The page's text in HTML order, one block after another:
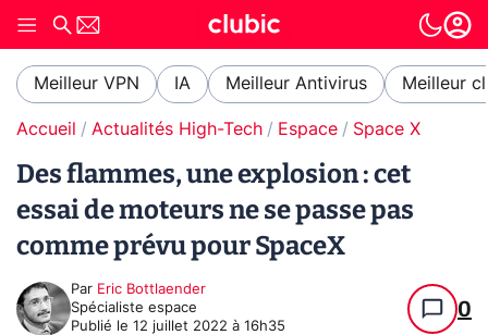
Meilleur VPN IA Meilleur Antivirus Meilleur
Accueil Actualités High-Tech Espace Space X
Des flammes, une explosion : cet
essai de moteurs ne se passe pas
comme prévu pour SpaceX
Par Eric Bottlaender
Spécialiste espace
Publié le 12 juillet 2022 à 16h35
0